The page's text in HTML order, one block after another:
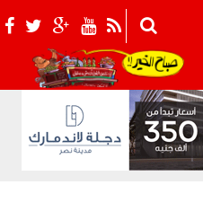
021_2.png